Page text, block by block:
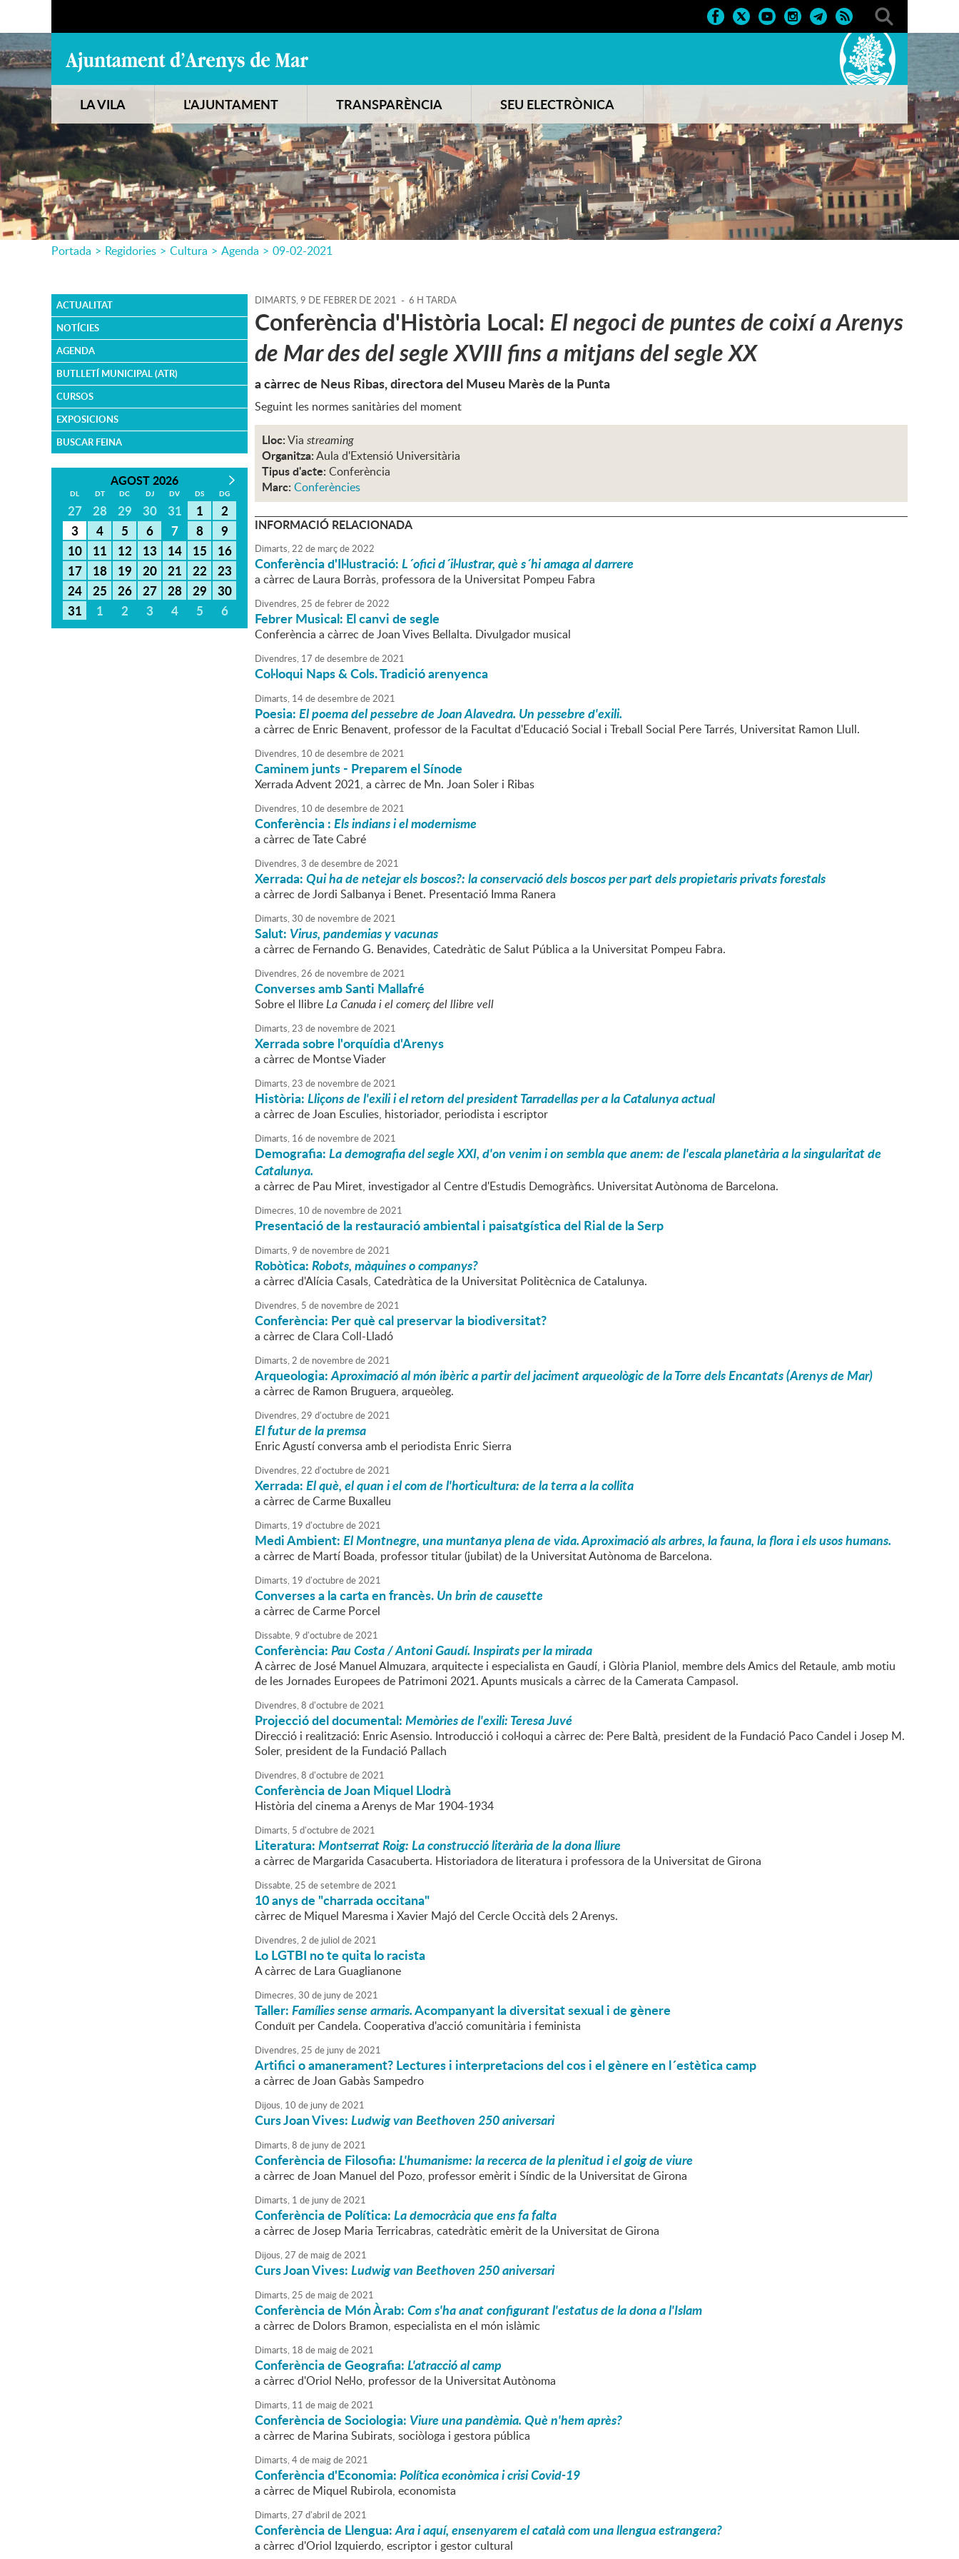
LA VILA L'AJUNTAMENT TRANSPARÈNCIA SEU ELECTRÒNICA
Portada > Regidories > Cultura > Agenda > 09-02-2021
ACTUALITAT
NOTÍCIES
AGENDA
BUTLLETÍ MUNICIPAL (ATR)
CURSOS
EXPOSICIONS
BUSCAR FEINA
AGOST 2026
DL DT DC DJ DV DS DG
27 28 29 30 31 1
2
3
4 5 6 7 8
9
10
11 12 13 14 15
16
17
18 19 20 21 22
23
24
25 26 27 28 29
30
31
1 2 3 4 5 6
DIMARTS,9 DE FEBRER DE 2021 - 6 H TARDA
Conferència d'Història Local: El negoci de puntes de coixí a Arenys
de Mar des del segle XVIII fins a mitjans del segle XX
a càrrec de Neus Ribas, directora del Museu Marès de la Punta
Seguint les normes sanitàries del moment
Lloc:Via streaming
Organitza:Aula d'Extensió Universitària
Tipus d'acte: Conferència
Marc: Conferències
INFORMACIÓ RELACIONADA
Dimarts,22 de marçde2022
Conferència d'Il·lustració:L´ofici d´il·lustrar, què s´hi amaga al darrere
a càrrec de Laura Borràs, professora de la Universitat Pompeu Fabra
Divendres,25 defebrerde2022
Febrer Musical: El canvi de segle
Conferència a càrrec de Joan Vives Bellalta. Divulgador musical
Divendres, 17 dedesembrede2021
Col·loqui Naps & Cols. Tradició arenyenca
Dimarts, 14dedesembrede2021
Poesia:El poema del pessebre de Joan Alavedra. Un pessebre d'exili.
a càrrec de Enric Benavent, professor de la Facultat d'Educació Social i Treball Social Pere Tarrés, Universitat Ramon Llull.
Divendres, 10 dedesembrede2021
Caminem junts - Preparem el Sínode
Xerrada Advent 2021, a càrrec de Mn. Joan Soler i Ribas
Divendres, 10 dedesembrede2021
Conferència :Els indians i el modernisme
a càrrec de Tate Cabré
Divendres,3 dedesembrede2021
Xerrada:Qui ha de netejar els boscos?: la conservació dels boscos per part dels propietaris privats forestals
a càrrec de Jordi Salbanya i Benet. Presentació Imma Ranera
Dimarts,30 de novembrede2021
Salut: Virus, pandemias y vacunas
a càrrec de Fernando G. Benavides, Catedràtic de Salut Pública a la Universitat Pompeu Fabra.
Divendres,26 de novembrede2021
Converses amb Santi Mallafré
Sobre el llibreLa Canuda i el comerç del llibre vell
Dimarts,23 de novembrede2021
Xerrada sobre l'orquídia d'Arenys
a càrrec de Montse Viader
Dimarts,23 de novembrede2021
Història:Lliçons de l'exili i el retorn del president Tarradellas per a la Catalunya actual
a càrrec de Joan Esculies, historiador, periodista i escriptor
Dimarts, 16 de novembrede2021
Demografia:La demografia del segle XXI, d'on venim i on sembla que anem: de l'escala planetària a la singularitat de
Catalunya.
a càrrec de Pau Miret, investigador al Centre d'Estudis Demogràfics. Universitat Autònoma de Barcelona.
Dimecres, 10 de novembrede2021
Presentació de la restauració ambiental i paisatgística del Rial de la Serp
Dimarts,9 de novembrede2021
Robòtica:Robots, màquines o companys?
a càrrec d'Alícia Casals, Catedràtica de la Universitat Politècnica de Catalunya.
Divendres, 5 de novembrede2021
Conferència: Per què cal preservar la biodiversitat?
a càrrec de Clara Coll-Lladó
Dimarts,2 de novembrede2021
Arqueologia:Aproximació al món ibèric a partir del jaciment arqueològic de la Torre dels Encantats (Arenys de Mar)
a càrrec de Ramon Bruguera, arqueòleg.
Divendres,29 d'octubrede2021
El futur de la premsa
Enric Agustí conversa amb el periodista Enric Sierra
Divendres,22 d'octubrede2021
Xerrada:El què, el quan i el com de l'horticultura: de la terra a la collita
a càrrec de Carme Buxalleu
Dimarts, 19 d'octubrede2021
Medi Ambient:El Montnegre, una muntanya plena de vida. Aproximació als arbres, la fauna, la flora i els usos humans.
a càrrec de Martí Boada, professor titular (jubilat) de la Universitat Autònoma de Barcelona.
Dimarts, 19 d'octubrede2021
Converses a la carta en francès.Un brin de causette
a càrrec de Carme Porcel
Dissabte,9 d'octubrede2021
Conferència:Pau Costa / Antoni Gaudí. Inspirats per la mirada
A càrrec de José Manuel Almuzara, arquitecte i especialista en Gaudí, i Glòria Planiol, membre dels Amics del Retaule, amb motiu
de les Jornades Europees de Patrimoni 2021. Apunts musicals a càrrec de la Camerata Campasol.
Divendres,8 d'octubrede2021
Projecció del documental:Memòries de l'exili: Teresa Juvé
Direcció i realització: Enric Asensio. Introducció i col·loqui a càrrec de: Pere Baltà, president de la Fundació Paco Candel i Josep M.
Soler, president de la Fundació Pallach
Divendres,8 d'octubrede2021
Conferència de Joan Miquel Llodrà
Història del cinema a Arenys de Mar 1904-1934
Dimarts, 5 d'octubrede2021
Literatura:Montserrat Roig: La construcció literària de la dona lliure
a càrrec de Margarida Casacuberta. Historiadora de literatura i professora de la Universitat de Girona
Dissabte,25 desetembrede2021
10 anys de "charrada occitana"
càrrec de Miquel Maresma i Xavier Majó del Cercle Occità dels 2 Arenys.
Divendres,2 de juliol de2021
Lo LGTBI no te quita lo racista
A càrrec de Lara Guaglianone
Dimecres,30 de junyde2021
Taller:Famílies sense armaris.Acompanyant la diversitat sexual i de gènere
Conduït per Candela. Cooperativa d'acció comunitària i feminista
Divendres,25 de junyde2021
Artifici o amanerament? Lectures i interpretacions del cos i el gènere en l´estètica camp
a càrrec de Joan Gabàs Sampedro
Dijous, 10 de junyde2021
Curs Joan Vives:Ludwig van Beethoven 250 aniversari
Dimarts,8 de junyde2021
Conferència de Filosofia:L'humanisme: la recerca de la plenitud i el goig de viure
a càrrec de Joan Manuel del Pozo, professor emèrit i Síndic de la Universitat de Girona
Dimarts, 1 de junyde2021
Conferència de Política:La democràcia que ens fa falta
a càrrec de Josep Maria Terricabras, catedràtic emèrit de la Universitat de Girona
Dijous,27 de maigde2021
Curs Joan Vives:Ludwig van Beethoven 250 aniversari
Dimarts,25 de maigde2021
Conferència de Món Àrab:Com s'ha anat configurant l'estatus de la dona a l'Islam
a càrrec de Dolors Bramon, especialista en el món islàmic
Dimarts, 18 de maigde2021
Conferència de Geografia:L'atracció al camp
a càrrec d'Oriol Nel·lo, professor de la Universitat Autònoma
Dimarts, 11 de maigde2021
Conferència de Sociologia: Viure una pandèmia. Què n'hem après?
a càrrec de Marina Subirats, sociòloga i gestora pública
Dimarts,4de maigde2021
Conferència d'Economia:Política econòmica i crisi Covid-19
a càrrec de Miquel Rubirola, economista
Dimarts,27 d'abril de2021
Conferència de Llengua:Ara i aquí, ensenyarem el català com una llengua estrangera?
a càrrec d'Oriol Izquierdo, escriptor i gestor cultural